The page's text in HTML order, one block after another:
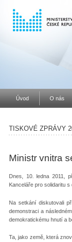
Úvod O nás
TISKOVÉ ZPRÁVY
Ministr vnitra
Dnes, 10. ledna 2011,
Kanceláře pro solidaritu
Na setkání diskutovali
demonstraci a
demokratickému hnutí a
Ta, jako země, která